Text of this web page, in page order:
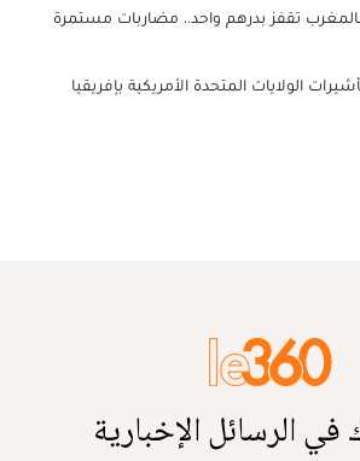
تقفز بدرهم واحد.. مضاربات مستمرة
الولايات المتحدة الأمريكية بإفريقيا
في الرسائل الإخبارية